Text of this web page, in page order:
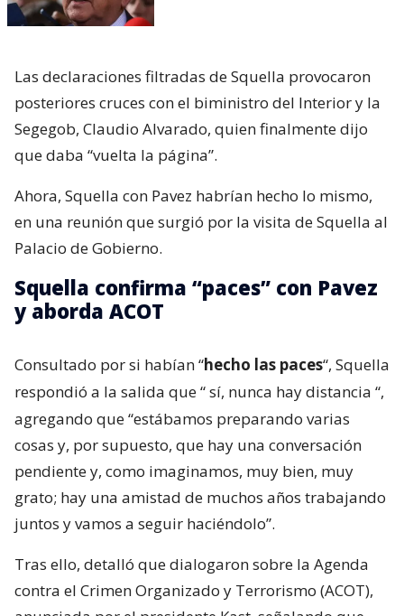
Las declaraciones filtradas de Squella provocaron
posteriores cruces con el biministro del Interior y la
Segegob, Claudio Alvarado, quien finalmente dijo
que daba “vuelta la página”.
Ahora, Squella con Pavez habrían hecho lo mismo,
en una reunión que surgió por la visita de Squella al
Palacio de Gobierno.
Squella confirma “paces” con Pavez
y aborda ACOT
Consultado por si habían “hecho las paces“, Squella
respondió a la salida que “sí, nunca hay distancia “,
agregando que “estábamos preparando varias
cosas y, por supuesto, que hay una conversación
pendiente y, como imaginamos, muy bien, muy
grato; hay una amistad de muchos años trabajando
juntos y vamos a seguir haciéndolo”.
Tras ello, detalló que dialogaron sobre la Agenda
contra el Crimen Organizado y Terrorismo (ACOT),